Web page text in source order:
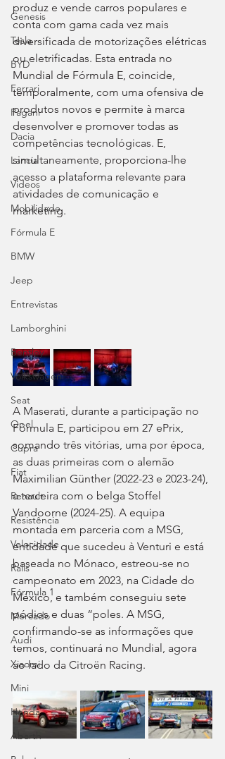
Genesis
Tesla
BYD
Ferrari
Pagani
Dacia
Lancia
Videos
Mobilidade
Fórmula E
BMW
Jeep
Entrevistas
Lamborghini
Bentley
Volkswagen
Seat
Opel
Cupra
Fiat
Renault
Resistência
Velocidade
Ralis
Fórmula 1
Mercado
Audi
Xiaomi
Mini
Honda
Abarth
produz e vende carros populares e
conta com gama cada vez mais
diversificada de motorizações elétricas
ou eletrificadas. Esta entrada no
Mundial de Fórmula E, coincide,
temporalmente, com uma ofensiva de
produtos novos e permite à marca
desenvolver e promover todas as
competências tecnológicas. E,
simultaneamente, proporciona-lhe
acesso a plataforma relevante para
atividades de comunicação e
marketing.
A Maserati, durante a participação no
Fórmula E, participou em 27 ePrix,
somando três vitórias, uma por época,
as duas primeiras com o alemão
Maximilian Günther (2022-23 e 2023-24),
a terceira com o belga Stoffel
Vandoorne (2024-25). A equipa
montada em parceria com a MSG,
entidade que sucedeu à Venturi e está
baseada no Mónaco, estreou-se no
campeonato em 2023, na Cidade do
México, e também conseguiu sete
pódios e duas “poles. A MSG,
confirmando-se as informações que
temos, continuará no Mundial, agora
ao lado da Citroën Racing.